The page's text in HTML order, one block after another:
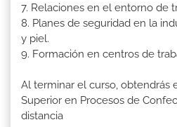
7. Relaciones en el entorno de
8. Planes de seguridad en la
y piel.
9. Formación en centros de
Al terminar el curso, obtendrás
Superior en Procesos de
distancia